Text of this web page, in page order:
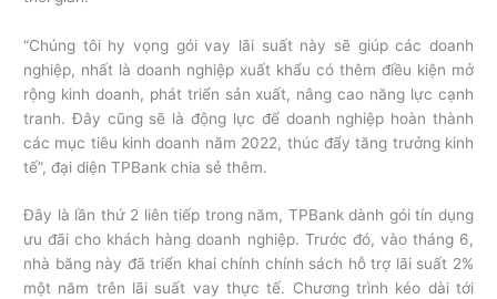
“Chúng tôi hy vọng gói vay lãi suất này sẽ giúp các doanh
nghiệp, nhất là doanh nghiệp xuất khẩu có thêm điều kiện mở
rộng kinh doanh, phát triển sản xuất, nâng cao năng lực cạnh
tranh. Đây cũng sẽ là động lực để doanh nghiệp hoàn thành
các mục tiêu kinh doanh năm 2022, thúc đẩy tăng trưởng kinh
tế”, đại diện TPBank chia sẻ thêm.
Đây là lần thứ 2 liên tiếp trong năm, TPBank dành gói tín dụng
ưu đãi cho khách hàng doanh nghiệp. Trước đó, vào tháng 6,
nhà băng này đã triển khai chính chính sách hỗ trợ lãi suất 2%
một năm trên lãi suất vay thực tế. Chương trình kéo dài tới